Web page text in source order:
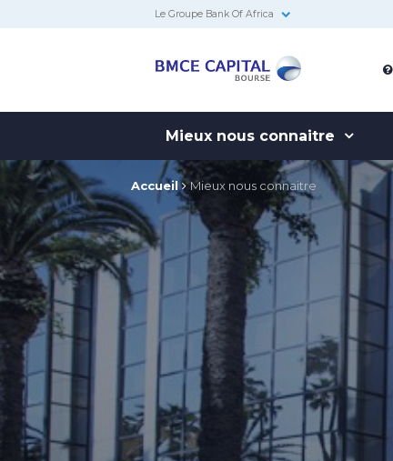
Le Groupe Bank Of Africa
Bourse
Mieux nous connaitre
Accueil Mieux nous connaitre